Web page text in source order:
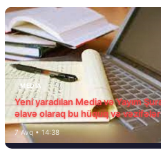
MEDİA
Yeni yaradılan Media və Yayım
əlavə olaraq bu hüquq və
7 Avq • 14:38